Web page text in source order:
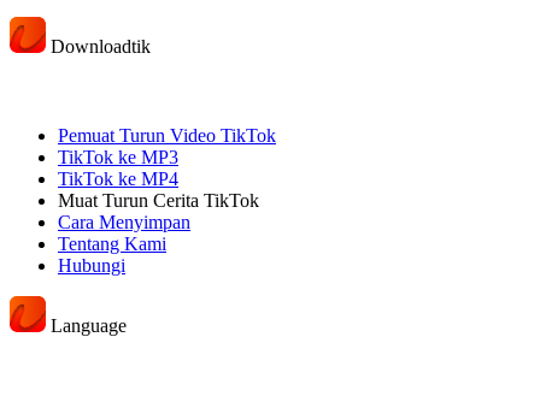
Downloadtik
Pemuat Turun Video TikTok
TikTok ke MP3
TikTok ke MP4
Muat Turun Cerita TikTok
Cara Menyimpan
Tentang Kami
Hubungi
Language